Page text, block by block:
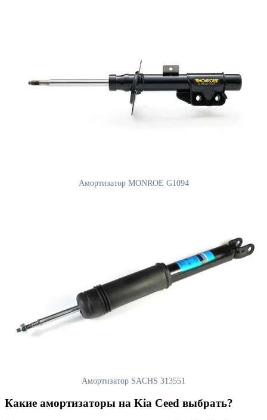
Амортизатор MONROE G1094
Амортизатор SACHS 313551
Какие амортизаторы на Kia Ceed выбрать?